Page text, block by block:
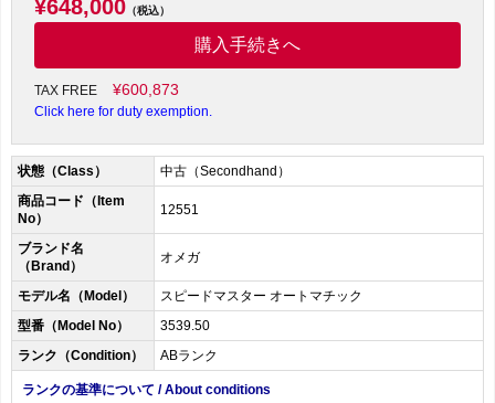
¥648,000（税込）
購入手続きへ
TAX FREE ¥600,873
Click here for duty exemption.
状態（Class）
中古（Secondhand）
商品コード（Item
No）
12551
ブランド名
（Brand）
オメガ
モデル名（Model）
スピードマスター オートマチック
型番（Model No）
3539.50
ランク（Condition）
ABランク
ランクの基準について / About conditions